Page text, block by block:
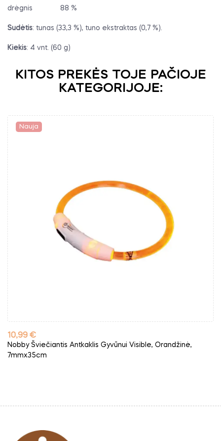
drėgnis 88 %
Sudėtis: tunas (33,3 %), tuno ekstraktas (0,7 %).
Kiekis: 4 vnt. (60 g)
KITOS PREKĖS TOJE PAČIOJE
KATEGORIJOJE:
Nauja
Kaina
10,99 €
Nobby Šviečiantis Antkaklis Gyvūnui Visible, Orandžinė,
7mmx35cm